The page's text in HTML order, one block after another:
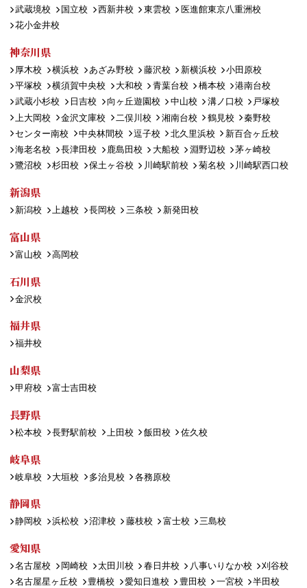
武蔵境校 国立校 西新井校 東雲校
医進館東京八重洲校
花小金井校
神奈川県
厚木校 横浜校 あざみ野校 藤沢校 新横浜校
小田原校
平塚校
横須賀中央校 大和校 青葉台校 橋本校
港南台校
武蔵小杉校
日吉校 向ヶ丘遊園校 中山校 溝ノ口校
戸塚校
上大岡校
金沢文庫校 二俣川校 湘南台校 鶴見校
秦野校
センター南校
中央林間校 逗子校 北久里浜校
新百合ヶ丘校
海老名校
長津田校 鹿島田校 大船校 淵野辺校
茅ヶ崎校
鷺沼校
杉田校 保土ヶ谷校 川崎駅前校 菊名校 川崎駅西口校
新潟県
新潟校 上越校 長岡校 三条校 新発田校
富山県
富山校 高岡校
石川県
金沢校
福井県
福井校
山梨県
甲府校 富士吉田校
長野県
松本校 長野駅前校 上田校 飯田校 佐久校
岐阜県
岐阜校 大垣校 多治見校 各務原校
静岡県
静岡校 浜松校 沼津校 藤枝校 富士校 三島校
愛知県
名古屋校 岡崎校 太田川校 春日井校 八事いりなか校
刈谷校
名古屋星ヶ丘校
豊橋校 愛知日進校 豊田校 一宮校
半田校